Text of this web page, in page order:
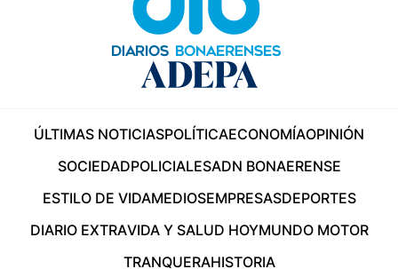
ÚLTIMAS NOTICIASPOLÍTICAECONOMÍAOPINIÓN
SOCIEDADPOLICIALESADN BONAERENSE
ESTILO DE VIDAMEDIOSEMPRESASDEPORTES
DIARIO EXTRAVIDA Y SALUD HOYMUNDO MOTOR
TRANQUERAHISTORIA